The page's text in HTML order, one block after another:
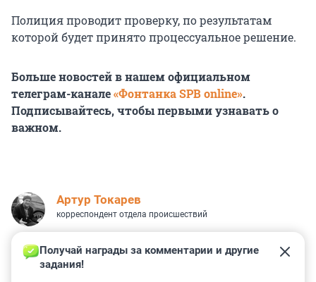
Полиция проводит проверку, по результатам
которой будет принято процессуальное решение.
Больше новостей в нашем официальном
телеграм-канале«Фонтанка SPB online».
Подписывайтесь, чтобы первыми узнавать о
важном.
Артур Токарев
корреспондент отдела происшествий
Получай награды за комментарии и другие
задания!